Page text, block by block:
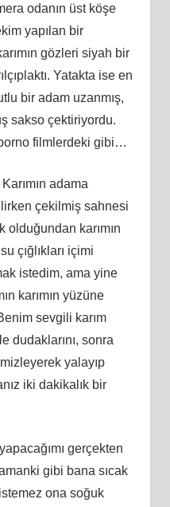
odanın üst köşe
yapılan bir
gözleri siyah bir
Yatakta ise en
bir adam uzanmış,
sakso çektiriyordu.
filmlerdeki gibi…
adama
çekilmiş sahnesi
olduğundan karımın
çığlıkları içimi
istedim, ama yine
karımın yüzüne
sevgili karım
dudaklarını, sonra
yalayıp
iki dakikalık bir
gerçekten
gibi bana sıcak
ona soğuk